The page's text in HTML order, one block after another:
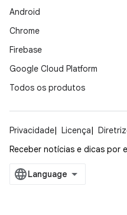
Android
Chrome
Firebase
Google Cloud Platform
Todos os produtos
Privacidade Licença
Receber notícias e dicas por